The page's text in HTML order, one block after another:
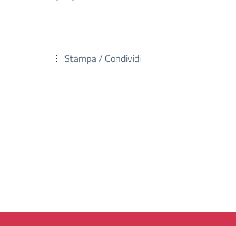
Stampa / Condividi